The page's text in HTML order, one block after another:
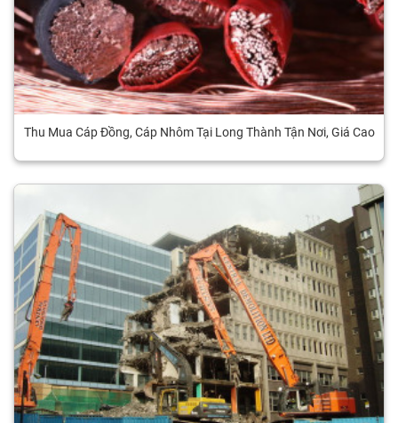
Thu Mua Cáp Đồng, Cáp Nhôm Tại Long Thành Tận Nơi, Giá Cao